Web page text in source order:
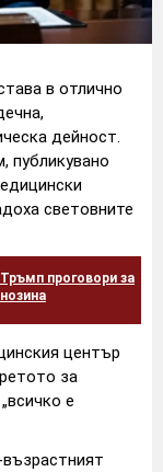
в отлично
дейност.
публикувано
световните
проговори за
център
за
е